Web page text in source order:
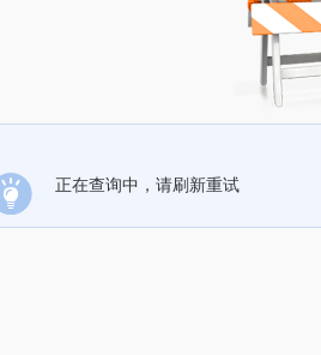
正在查询中，请刷新重试